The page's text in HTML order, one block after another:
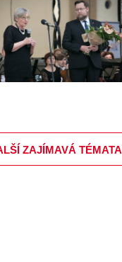
ZAJÍMAVÁ TÉMATA